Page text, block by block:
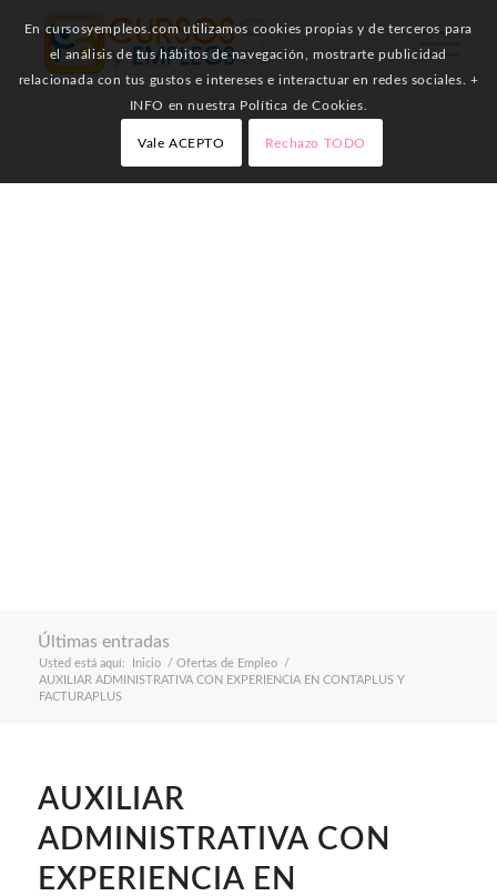
Últimas entradas
Usted está aquí: Inicio / Ofertas de Empleo
/
AUXILIAR ADMINISTRATIVA CON EXPERIENCIA EN CONTAPLUS Y
FACTURAPLUS
AUXILIAR
ADMINISTRATIVA CON
EXPERIENCIA EN
En cursosyempleos.com utilizamos cookies propias y de terceros para
el análisis de tus hábitos de navegación, mostrarte publicidad
relacionada con tus gustos e intereses e interactuar en redes sociales. +
INFO en nuestra Política de Cookies.
Vale ACEPTO Rechazo TODO